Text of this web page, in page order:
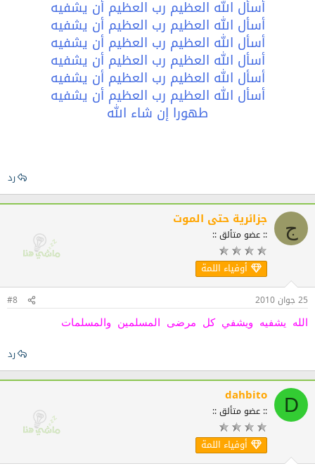
أسأل الله العظيم رب العظيم أن يشفيه
أسأل الله العظيم رب العظيم أن يشفيه
أسأل الله العظيم رب العظيم أن يشفيه
أسأل الله العظيم رب العظيم أن يشفيه
أسأل الله العظيم رب العظيم أن يشفيه
أسأل الله العظيم رب العظيم أن يشفيه
طهورا إن شاء الله
رد
ج جزائرية حتى الموت
:: عضو متألق ::
أوفياء اللمة
25 جوان 2010 #8
الله يشفيه ويشفي كل مرضى المسلمين والمسلمات
رد
D
dahbito
:: عضو متألق ::
أوفياء اللمة